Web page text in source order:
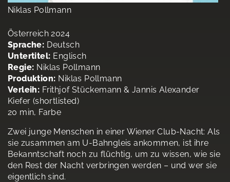
Niklas Pollmann
Österreich 2024
Sprache: Deutsch
Untertitel: Englisch
Regie: Niklas Pollmann
Produktion: Niklas Pollmann
Verleih: Frithjof Stückemann & Jannis Alexander
Kiefer (shortlisted)
20 min, Farbe
Zwei junge Menschen in einer Wiener Club-Nacht: Als
sie zusammen am U-Bahngleis ankommen, ist ihre
Bekanntschaft noch zu flüchtig, um zu wissen, wie sie
den Rest der Nacht verbringen werden – und wer sie
eigentlich sind.